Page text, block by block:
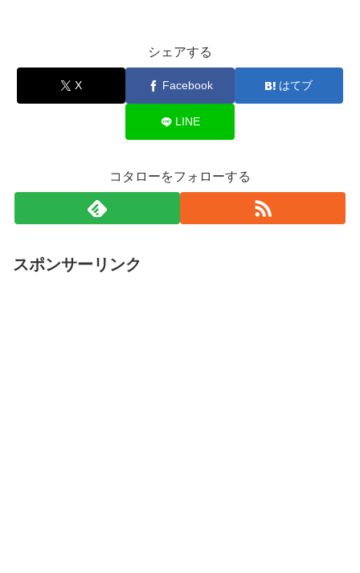
シェアする
X Facebook はてブ
LINE
コタローをフォローする
スポンサーリンク